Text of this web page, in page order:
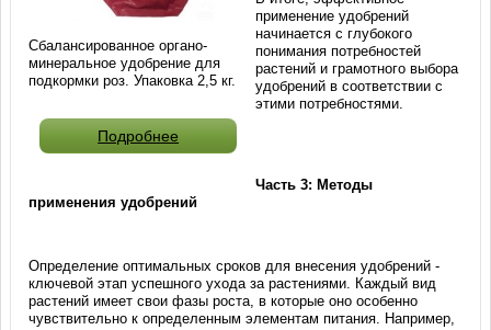
Сбалансированное органо-
минеральное удобрение для
подкормки роз. Упаковка 2,5 кг.
Подробнее
применение удобрений
начинается с глубокого
понимания потребностей
растений и грамотного выбора
удобрений в соответствии с
этими потребностями.
Часть 3: Методы
применения удобрений
Определение оптимальных сроков для внесения удобрений -
ключевой этап успешного ухода за растениями. Каждый вид
растений имеет свои фазы роста, в которые оно особенно
чувствительно к определенным элементам питания. Например,